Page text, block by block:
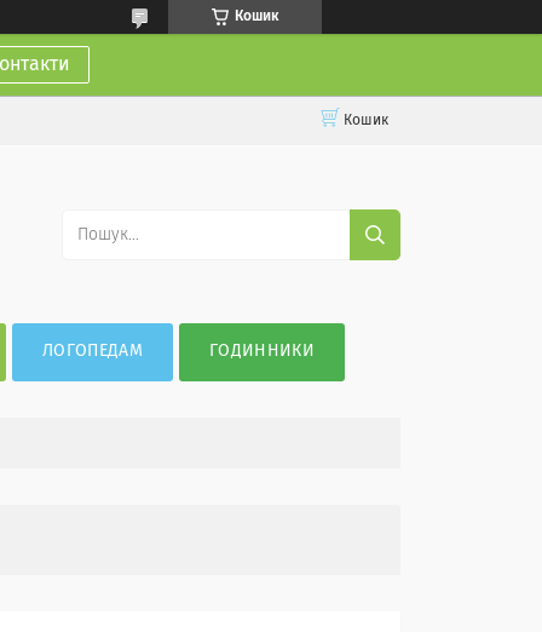
Кошик
Кошик
ЛОГОПЕДАМ ГОДИННИКИ